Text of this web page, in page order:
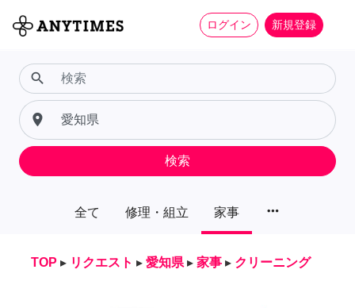
ログイン 新規登録
全て 修理・組立 家事 more_horiz
search
place
検索
TOP ▸ リクエスト ▸ 愛知県 ▸ 家事 ▸ クリーニング